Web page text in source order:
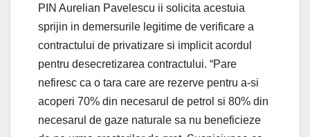
PIN Aurelian Pavelescu ii solicita acestuia
sprijin in demersurile legitime de verificare a
contractului de privatizare si implicit acordul
pentru desecretizarea contractului. “Pare
nefiresc ca o tara care are rezerve pentru a-si
acoperi 70% din necesarul de petrol si 80% din
necesarul de gaze naturale sa nu beneficieze